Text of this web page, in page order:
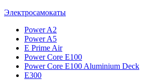
Электросамокаты
Power A2
Power A5
E Prime Air
Power Core E100
Power Core E100 Aluminium Deck
E300